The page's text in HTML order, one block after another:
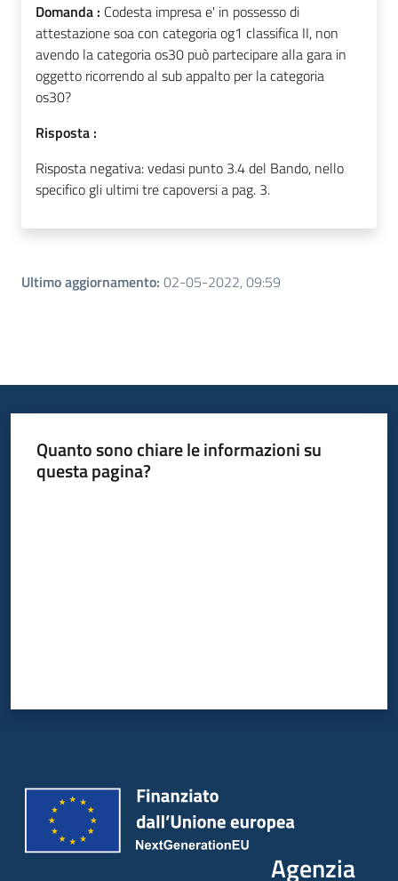
Domanda : Codesta impresa e' in possesso di
attestazione soa con categoria og1 classifica II, non
avendo la categoria os30 può partecipare alla gara in
oggetto ricorrendo al sub appalto per la categoria
os30?
Risposta :
Risposta negativa: vedasi punto 3.4 del Bando, nello
specifico gli ultimi tre capoversi a pag. 3.
Ultimo aggiornamento: 02-05-2022, 09:59
Quanto sono chiare le informazioni su
questa pagina?
Agenzia